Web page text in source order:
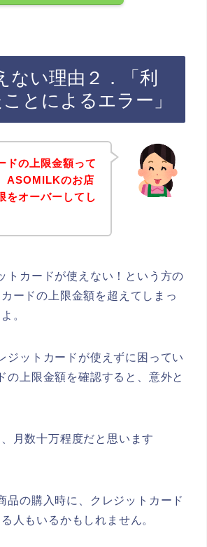
い理由２．「利
とによるエラー」
ドの上限金額って
ASOMILKのお店
をオーバーしてし
トカードが使えない！という方の
ードの上限金額を超えてしまっ
。
ジットカードが使えずに困ってい
上限金額を確認すると、意外と
月数十万程度だと思います
品の購入時に、クレジットカード
人もいるかもしれません。